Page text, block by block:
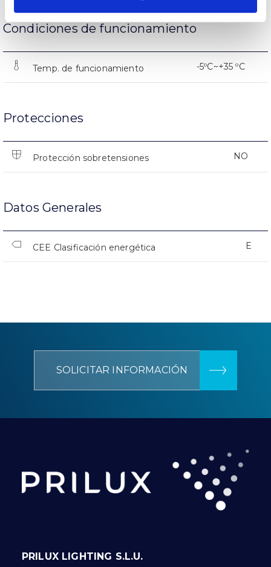
Condiciones de funcionamiento
Temp. de funcionamiento -5ºC~+35 ºC
Protecciones
Protección sobretensiones NO
Datos Generales
CEE Clasificación energética E
SOLICITAR INFORMACIÓN
PRILUX LIGHTING S.L.U.